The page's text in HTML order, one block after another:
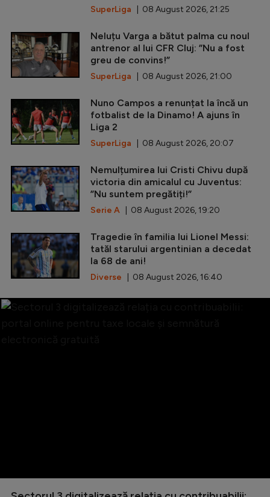
SuperLiga | 08 August 2026, 21:25
Neluțu Varga a bătut palma cu noul
antrenor al lui CFR Cluj: ”Nu a fost
greu de convins!”
SuperLiga | 08 August 2026, 21:00
Nuno Campos a renunțat la încă un
fotbalist de la Dinamo! A ajuns în
Liga 2
SuperLiga | 08 August 2026, 20:07
Nemulțumirea lui Cristi Chivu după
victoria din amicalul cu Juventus:
”Nu suntem pregătiți!”
Serie A | 08 August 2026, 19:20
Tragedie în familia lui Lionel Messi:
tatăl starului argentinian a decedat
la 68 de ani!
Diverse | 08 August 2026, 16:40